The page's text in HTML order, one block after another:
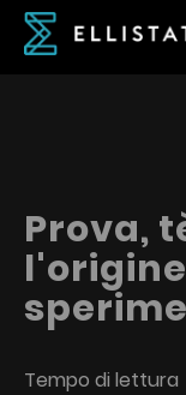
Prova,
Tempo di lettura